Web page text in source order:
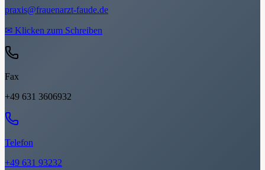
praxis@frauenarzt-faude.de
✉ Klicken zum Schreiben
Fax
+49 631 3606932
Telefon
+49 631 93232